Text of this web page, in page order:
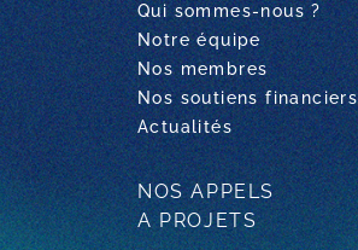
Qui sommes-nous ?
Notre équipe
Nos membres
Nos soutiens financiers
Actualités
NOS APPELS
A PROJETS